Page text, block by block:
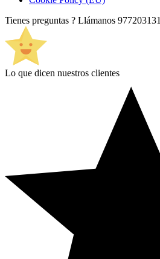
Tienes preguntas ? Llámanos 977203131
Lo que dicen nuestros clientes